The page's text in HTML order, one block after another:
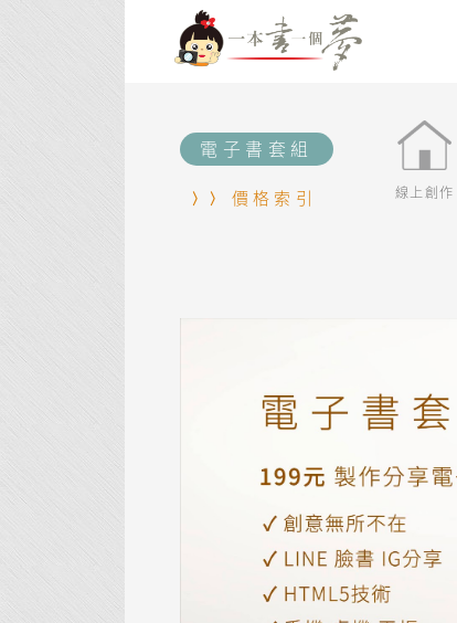
電子書套組
價格索引 線上創作